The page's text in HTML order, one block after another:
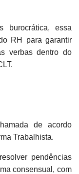
burocrática, essa
RH para garantir
verbas dentro do
de acordo
Trabalhista.
pendências
consensual, com